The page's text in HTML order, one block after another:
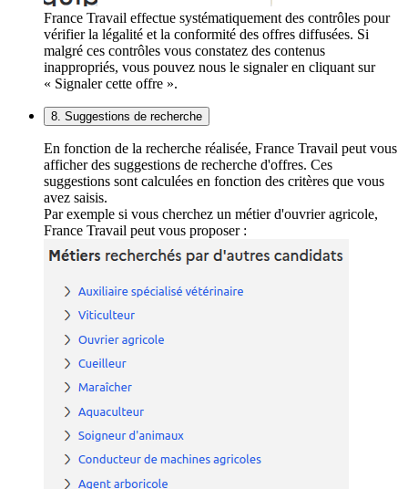
France Travail effectue systématiquement des contrôles pour
vérifier la légalité et la conformité des offres diffusées. Si
malgré ces contrôles vous constatez des contenus
inappropriés, vous pouvez nous le signaler en cliquant sur
« Signaler cette offre ».
8. Suggestions de recherche
En fonction de la recherche réalisée, France Travail peut vous
afficher des suggestions de recherche d'offres. Ces
suggestions sont calculées en fonction des critères que vous
avez saisis.
Par exemple si vous cherchez un métier d'ouvrier agricole,
France Travail peut vous proposer :